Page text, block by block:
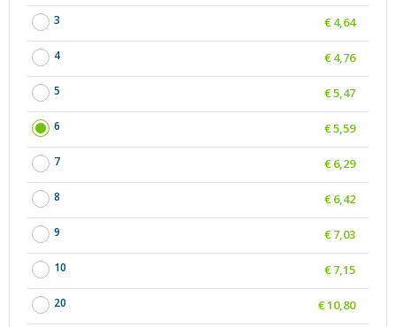
3
4
5
6
7
8
9
10
20
€ 4,64
€ 4,76
€ 5,47
€ 5,59
€ 6,29
€ 6,42
€ 7,03
€ 7,15
€ 10,80